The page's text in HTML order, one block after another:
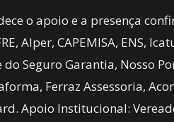
o apoio e a presença
Alper, CAPEMISA, ENS,
Seguro Garantia, Nosso
Ferraz Assessoria,
Apoio Institucional: